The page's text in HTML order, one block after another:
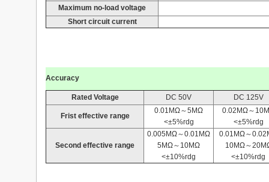
Maximum no-load voltage
Short circuit current
Accuracy
Rated Voltage DC 50V DC 125V
Frist effective range
0.01MΩ～5MΩ
<±5%rdg
0.02MΩ～
<±5%rdg
Second effective range
0.005MΩ～0.01MΩ
5MΩ～10MΩ
<±10%rdg
0.01MΩ～
10MΩ～
<±10%rdg